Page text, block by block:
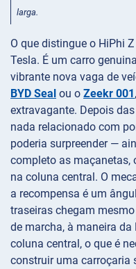
larga.
O que distingue o HiPhi
Tesla. É um carro
vibrante nova vaga de
BYD Seal ou o Zeekr 001
extravagante. Depois
nada relacionado com
poderia surpreender —
completo as
na coluna central. O
a recompensa é um
traseiras chegam
de marcha, à maneira da
coluna central, o que é
construir uma carroçaria